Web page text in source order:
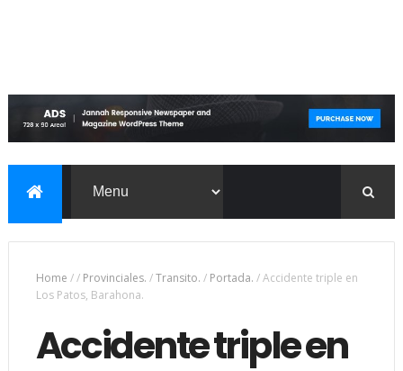
Home // Provinciales. /Transito. / Portada. /Accidente triple en
Los Patos, Barahona.
Accidente triple en